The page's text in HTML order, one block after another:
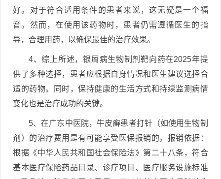
好。对于符合适用条件的患者来说，这无疑是一个福
音。然而，在使用该药物时，患者仍需遵循医生的指
导，合理用药，以确保最佳的治疗效果。
4、综上所述，银屑病生物制剂靶向药在2025年提
供了多种选择，患者应根据自身情况和医生建议选择合
适的药物。同时，保持健康的生活方式和持续监测病情
变化也是治疗成功的关键。
5、在广东中医院，牛皮癣患者打针（如使用生物制
剂）的治疗费用是有可能享受医保报销的。报销依据：
根据《中华人民共和国社会保险法》第二十八条，符合
基本医疗保险药品目录、诊疗项目、医疗服务设施标准